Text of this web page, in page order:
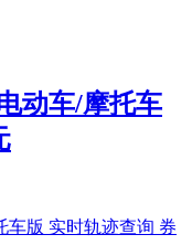
动车/摩托车